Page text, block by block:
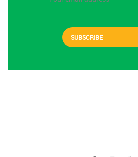
SUBSCRIBE